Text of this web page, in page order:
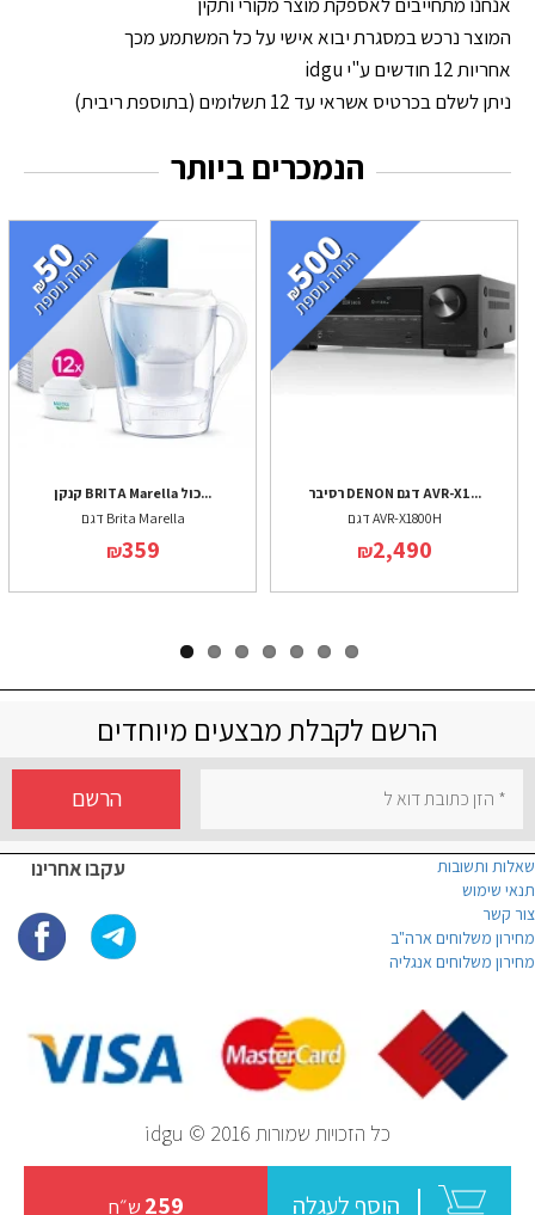
המוצר נרכש במסגרת יבוא אישי על כל המשתמע מכך
אחריות 12 חודשים ע"י idgu
ניתן לשלם בכרטיס אשראי עד 12 תשלומים (בתוספת ריבית)
הוסף לעגלה 259 ש״ח
הנמכרים ביותר
קנקן BRITA Marella כול...
דגם Brita Marella
₪359
רסיבר DENON דגם AVR-X1...
דגם AVR-X1800H
₪2,490
הרשם לקבלת מבצעים מיוחדים
הרשם
עקבו אחרינו
שאלות ותשובות
תנאי שימוש
צור קשר
מחירון משלוחים ארה"ב
מחירון משלוחים אנגליה
כל הזכויות שמורות idgu © 2016